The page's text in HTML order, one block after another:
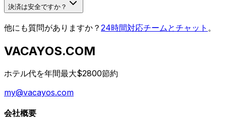
決済は安全ですか？
他にも質問がありますか？ 24時間対応チームとチャット 。
VACAYOS.COM
ホテル代を年間最大$2800節約
my@vacayos.com
会社概要